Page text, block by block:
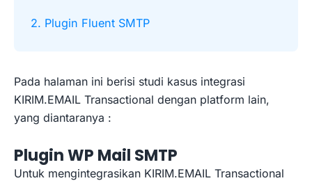
2. Plugin Fluent SMTP
Pada halaman ini berisi studi kasus integrasi
KIRIM.EMAIL Transactional dengan platform lain,
yang diantaranya :
Plugin WP Mail SMTP
Untuk mengintegrasikan KIRIM.EMAIL Transactional